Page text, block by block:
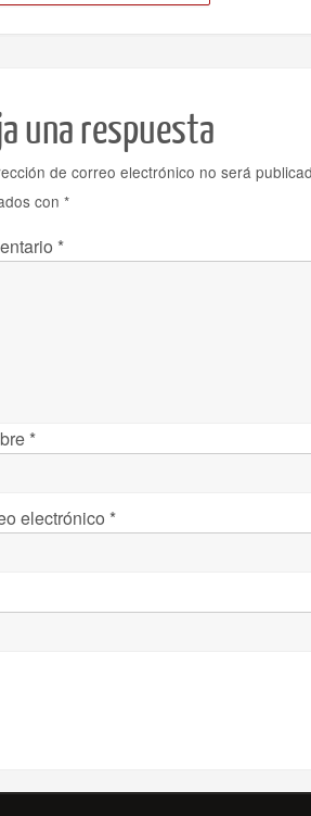
una respuesta
de correo electrónico no será
con *
*
*
electrónico *